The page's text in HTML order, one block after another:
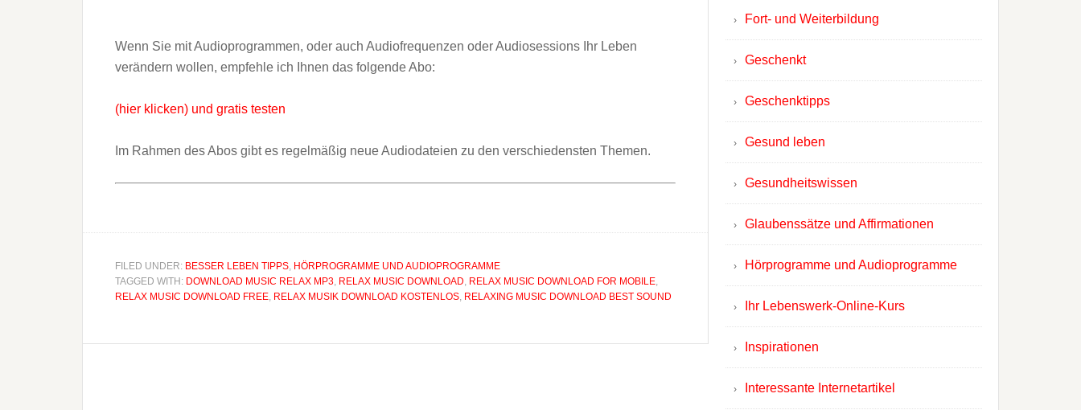
Wenn Sie mit Audioprogrammen, oder auch Audiofrequenzen oder Audiosessions Ihr Leben
verändern wollen, empfehle ich Ihnen das folgende Abo:
(hier klicken) und gratis testen
Im Rahmen des Abos gibt es regelmäßig neue Audiodateien zu den verschiedensten Themen.
FILED UNDER: BESSER LEBEN TIPPS, HÖRPROGRAMME UND AUDIOPROGRAMME
TAGGED WITH: DOWNLOAD MUSIC RELAX MP3, RELAX MUSIC DOWNLOAD, RELAX MUSIC DOWNLOAD FOR MOBILE,
RELAX MUSIC DOWNLOAD FREE, RELAX MUSIK DOWNLOAD KOSTENLOS, RELAXING MUSIC DOWNLOAD BEST SOUND
Fort- und Weiterbildung
Geschenkt
Geschenktipps
Gesund leben
Gesundheitswissen
Glaubenssätze und Affirmationen
Hörprogramme und Audioprogramme
Ihr Lebenswerk-Online-Kurs
Inspirationen
Interessante Internetartikel